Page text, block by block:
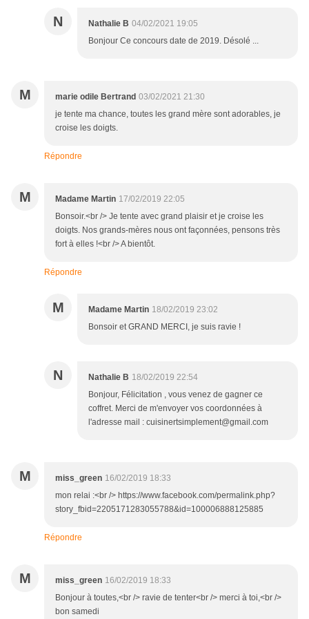
N Nathalie B 04/02/2021 19:05
Bonjour Ce concours date de 2019. Désolé ...
M marie odile Bertrand 03/02/2021 21:30
je tente ma chance, toutes les grand mère sont adorables, je
croise les doigts.
Répondre
M Madame Martin 17/02/2019 22:05
Bonsoir.<br /> Je tente avec grand plaisir et je croise les
doigts. Nos grands-mères nous ont façonnées, pensons très
fort à elles !<br /> A bientôt.
Répondre
M Madame Martin 18/02/2019 23:02
Bonsoir et GRAND MERCI, je suis ravie !
N Nathalie B 18/02/2019 22:54
Bonjour, Félicitation , vous venez de gagner ce
coffret. Merci de m'envoyer vos coordonnées à
l'adresse mail : cuisinertsimplement@gmail.com
M miss_green 16/02/2019 18:33
mon relai :<br /> https://www.facebook.com/permalink.php?
story_fbid=2205171283055788&id=100006888125885
Répondre
M miss_green 16/02/2019 18:33
Bonjour à toutes,<br /> ravie de tenter<br /> merci à toi,<br />
bon samedi